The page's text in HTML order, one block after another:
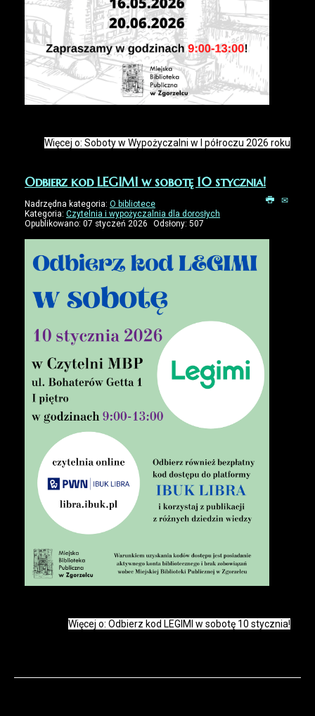
Więcej o: Soboty w Wypożyczalni w I półroczu 2026 roku
Odbierz kod LEGIMI w sobotę 10 stycznia!
Nadrzędna kategoria: O bibliotece
Kategoria: Czytelnia i wypożyczalnia dla dorosłych
Opublikowano: 07 styczeń 2026
Odsłony: 507
Więcej o: Odbierz kod LEGIMI w sobotę 10 stycznia!